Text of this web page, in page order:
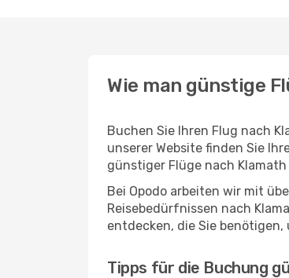
Wie man günstige
Buchen Sie Ihren Flug nach
unserer Website finden Sie
günstiger Flüge nach
Bei Opodo arbeiten wir mit
Reisebedürfnissen nach
entdecken, die Sie benötigen,
Tipps für die Buchung